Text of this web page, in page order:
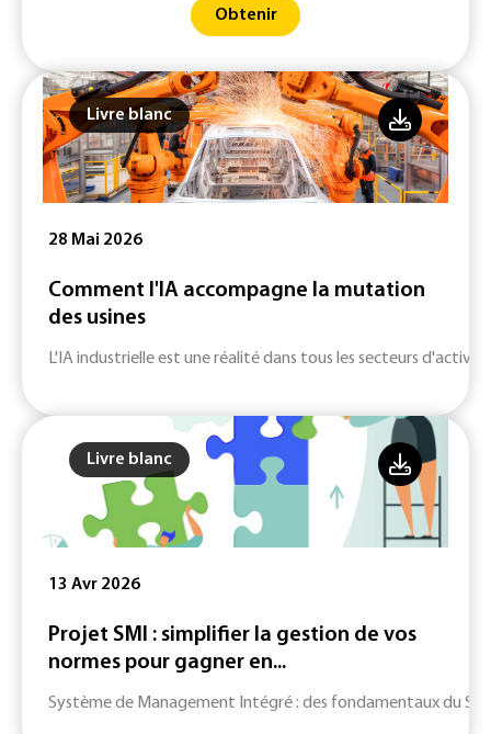
Obtenir
Livre blanc
28 Mai 2026
Comment l'IA accompagne la mutation
des usines
L'IA industrielle est une réalité dans tous les secteurs
Livre blanc
13 Avr 2026
Projet SMI : simplifier la gestion de vos
normes pour gagner en...
Système de Management Intégré : des fondamentaux du